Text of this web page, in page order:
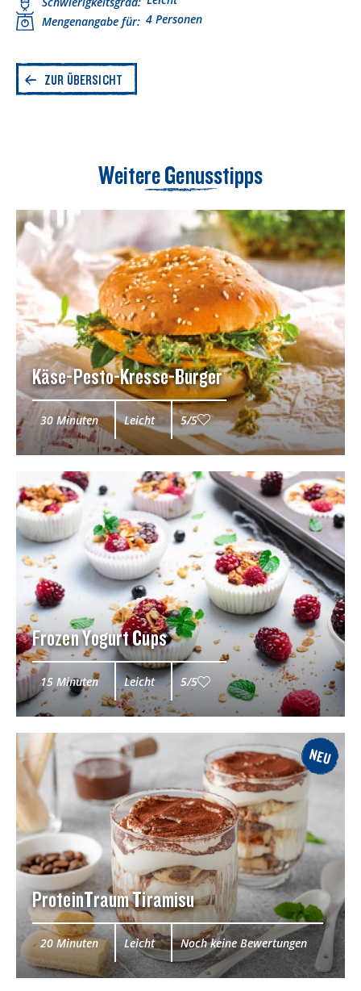
Mengenangabe für 4 Personen
ZUR ÜBERSICHT
Weitere Genusstipps
Käse-Pesto-Kresse-Burger
30 Minuten Leicht 5/5
Frozen Yogurt Cups
15 Minuten Leicht 5/5
NEU
ProteinTraum Tiramisu
20 Minuten Leicht Noch keine Bewertungen